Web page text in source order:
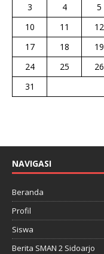
3
4 5
10
11 12
17
18 19
24
25 26
31
NAVIGASI
Beranda
Profil
Siswa
Berita SMAN 2 Sidoarjo